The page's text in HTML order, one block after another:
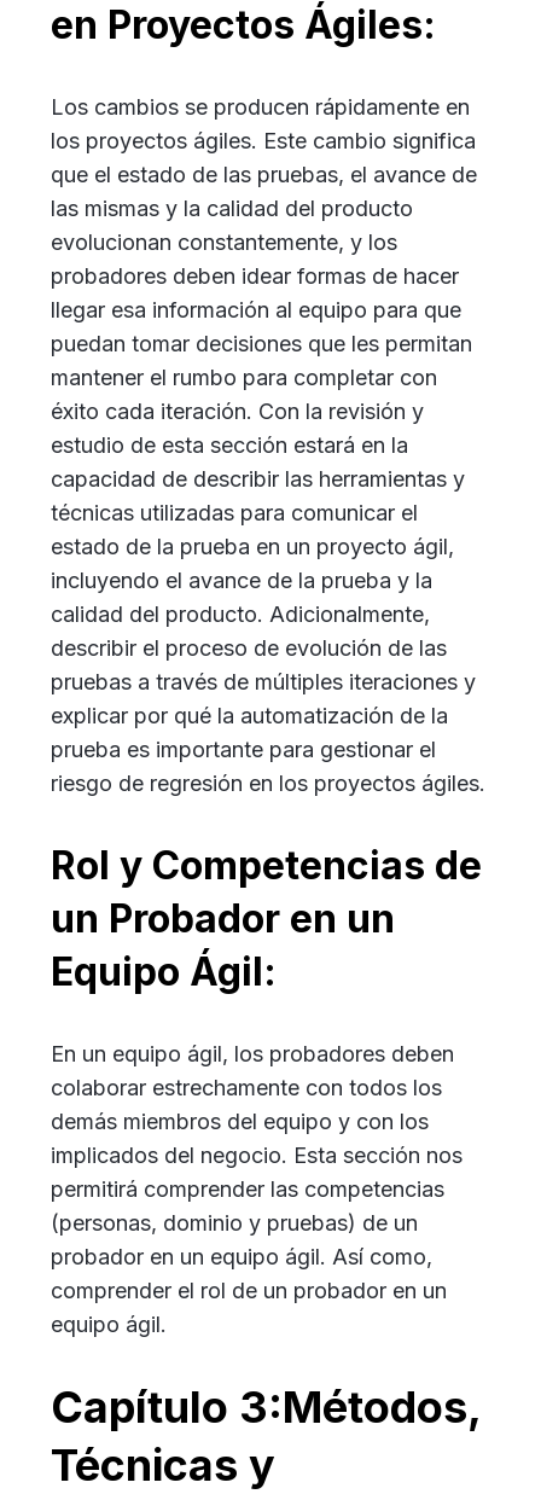
en Proyectos Ágiles:
Los cambios se producen rápidamente en
los proyectos ágiles. Este cambio significa
que el estado de las pruebas, el avance de
las mismas y la calidad del producto
evolucionan constantemente, y los
probadores deben idear formas de hacer
llegar esa información al equipo para que
puedan tomar decisiones que les permitan
mantener el rumbo para completar con
éxito cada iteración. Con la revisión y
estudio de esta sección estará en la
capacidad de describir las herramientas y
técnicas utilizadas para comunicar el
estado de la prueba en un proyecto ágil,
incluyendo el avance de la prueba y la
calidad del producto. Adicionalmente,
describir el proceso de evolución de las
pruebas a través de múltiples iteraciones y
explicar por qué la automatización de la
prueba es importante para gestionar el
riesgo de regresión en los proyectos ágiles.
Rol y Competencias de
un Probador en un
Equipo Ágil:
En un equipo ágil, los probadores deben
colaborar estrechamente con todos los
demás miembros del equipo y con los
implicados del negocio. Esta sección nos
permitirá comprender las competencias
(personas, dominio y pruebas) de un
probador en un equipo ágil. Así como,
comprender el rol de un probador en un
equipo ágil.
Capítulo 3:Métodos,
Técnicas y